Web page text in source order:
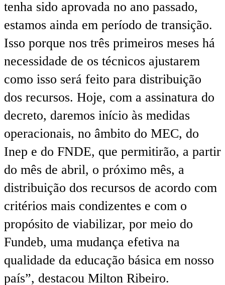
tenha sido aprovada no ano passado,
estamos ainda em período de transição.
Isso porque nos três primeiros meses há
necessidade de os técnicos ajustarem
como isso será feito para distribuição
dos recursos. Hoje, com a assinatura do
decreto, daremos início às medidas
operacionais, no âmbito do MEC, do
Inep e do FNDE, que permitirão, a partir
do mês de abril, o próximo mês, a
distribuição dos recursos de acordo com
critérios mais condizentes e com o
propósito de viabilizar, por meio do
Fundeb, uma mudança efetiva na
qualidade da educação básica em nosso
país”, destacou Milton Ribeiro.